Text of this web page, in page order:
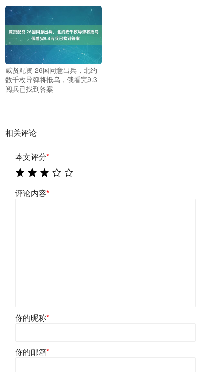
威贤配资 26国同意出兵，北约
数千枚导弹将抵乌，俄看完9.3
阅兵已找到答案
相关评论
本文评分*
评论内容*
你的昵称*
你的邮箱*